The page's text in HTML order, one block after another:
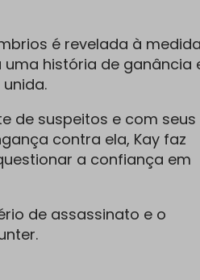
é revelada à medida
história de ganância
de suspeitos e com seus
contra ela, Kay faz
a confiança em
de assassinato e o